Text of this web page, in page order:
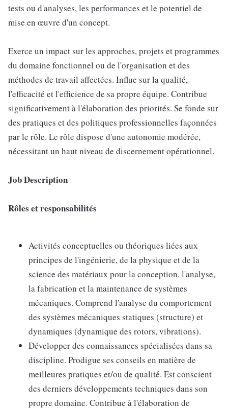
tests ou d'analyses, les performances et le potentiel de
mise en œuvre d'un concept.
Exerce un impact sur les approches, projets et programmes
du domaine fonctionnel ou de l'organisation et des
méthodes de travail affectées. Influe sur la qualité,
l'efficacité et l'efficience de sa propre équipe. Contribue
significativement à l'élaboration des priorités. Se fonde sur
des pratiques et des politiques professionnelles façonnées
par le rôle. Le rôle dispose d'une autonomie modérée,
nécessitant un haut niveau de discernement opérationnel.
Job Description
Rôles et responsabilités
Activités conceptuelles ou théoriques liées aux
principes de l'ingénierie, de la physique et de la
science des matériaux pour la conception, l'analyse,
la fabrication et la maintenance de systèmes
mécaniques. Comprend l'analyse du comportement
des systèmes mécaniques statiques (structure) et
dynamiques (dynamique des rotors, vibrations).
Développer des connaissances spécialisées dans sa
discipline. Prodigue ses conseils en matière de
meilleures pratiques et/ou de qualité. Est conscient
des derniers développements techniques dans son
propre domaine. Contribue à l'élaboration de